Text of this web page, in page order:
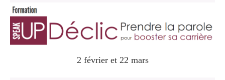
2 février et 22 mars